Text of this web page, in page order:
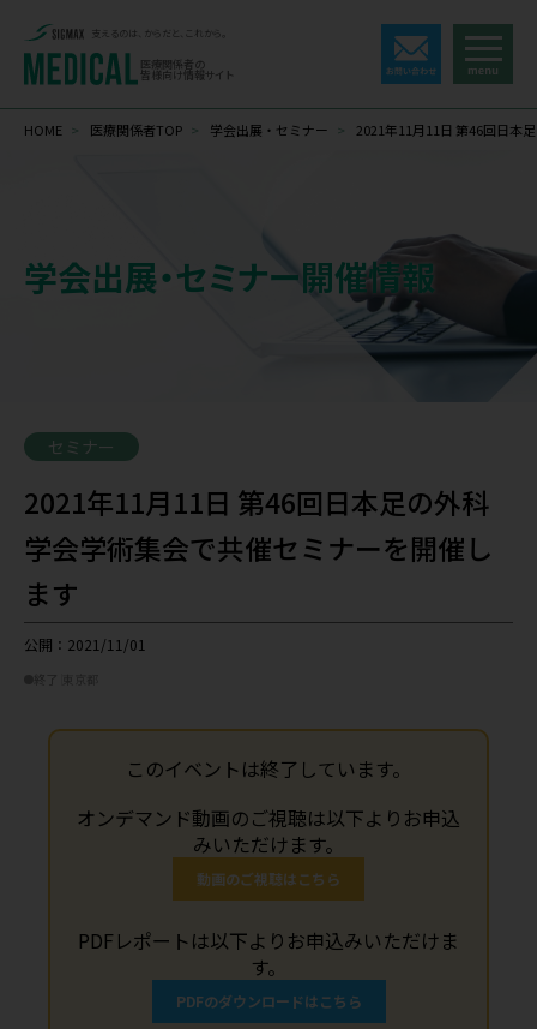
支えるのは、からだと、これから。
医療関係者の
皆様向け情報サイト
HOME > 医療関係者TOP > 学会出展・セミナー > 2021年11月11日 第46回日本
学会出展・セミナー開催情報
セミナー
2021年11月11日 第46回日本足の外科
学会学術集会で共催セミナーを開催し
ます
公開：2021/11/01
このイベントは終了しています。
オンデマンド動画のご視聴は以下よりお申込
みいただけます。
動画のご視聴はこちら
PDFレポートは以下よりお申込みいただけま
す。
PDFのダウンロードはこちら